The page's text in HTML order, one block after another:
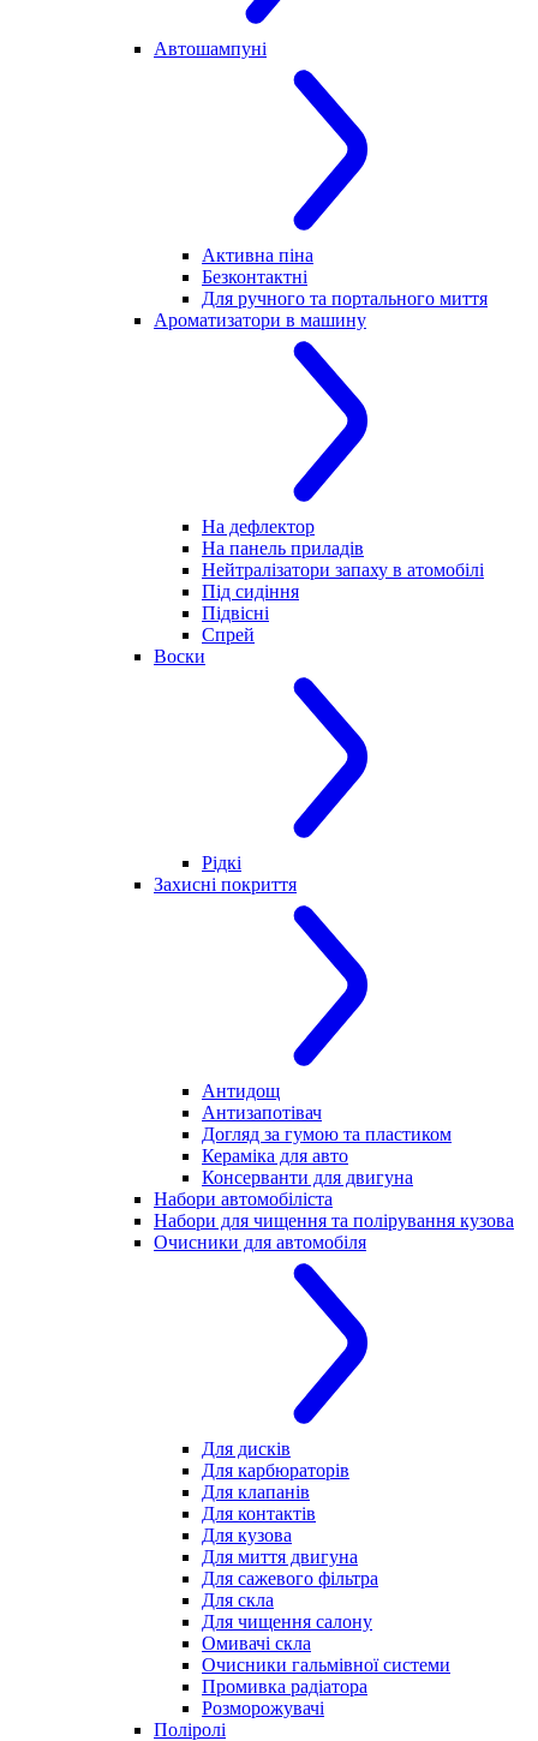
Автошампуні
Активна піна
Безконтактні
Для ручного та портального миття
Ароматизатори в машину
На дефлектор
На панель приладів
Нейтралізатори запаху в атомобілі
Під сидіння
Підвісні
Спрей
Воски
Рідкі
Захисні покриття
Антидощ
Антизапотівач
Догляд за гумою та пластиком
Кераміка для авто
Консерванти для двигуна
Набори автомобіліста
Набори для чищення та полірування кузова
Очисники для автомобіля
Для дисків
Для карбюраторів
Для клапанів
Для контактів
Для кузова
Для миття двигуна
Для сажевого фільтра
Для скла
Для чищення салону
Омивачі скла
Очисники гальмівної системи
Промивка радіатора
Розморожувачі
Поліролі